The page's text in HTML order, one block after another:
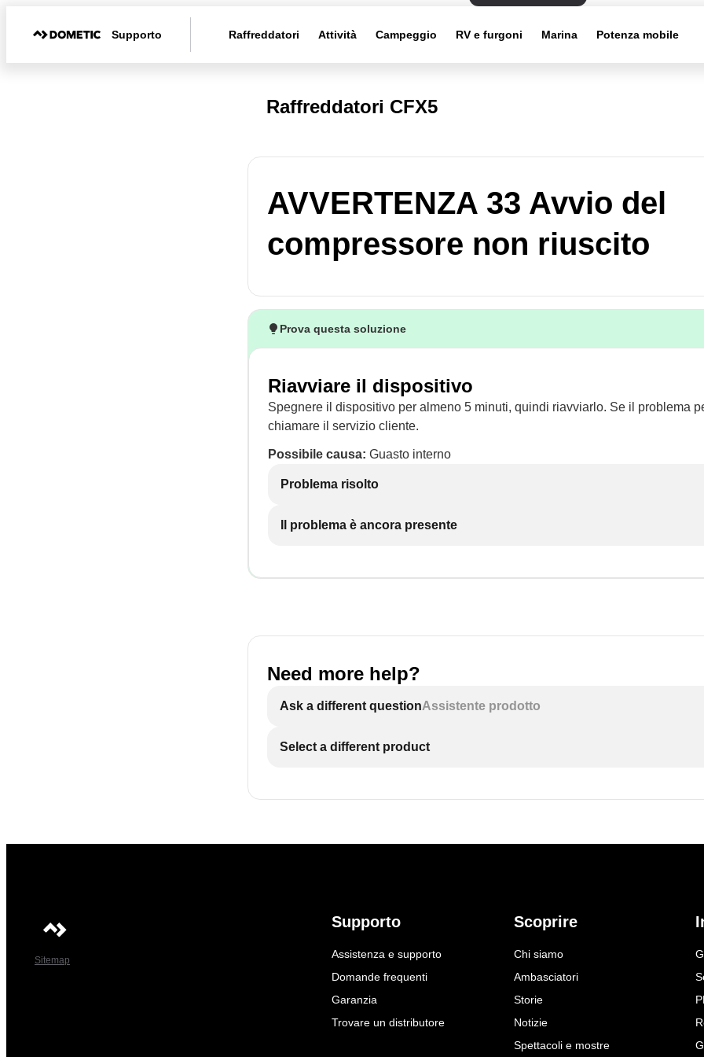
Supporto Raffreddatori Attività Campeggio RV e furgoni Marina Potenza mobile
Raffreddatori CFX5
AVVERTENZA 33 Avvio del
compressore non riuscito
Prova questa soluzione
Riavviare il dispositivo
Spegnere il dispositivo per almeno 5 minuti, quindi riavviarlo. Se il problema
chiamare il servizio cliente.
Possibile causa: Guasto interno
Problema risolto
Il problema è ancora presente
Need more help?
Ask a different questionAssistente prodotto
Select a different product
Sitemap
Supporto
Assistenza e supporto
Domande frequenti
Garanzia
Trovare un distributore
Scoprire
Chi siamo
Ambasciatori
Storie
Notizie
Spettacoli e mostre